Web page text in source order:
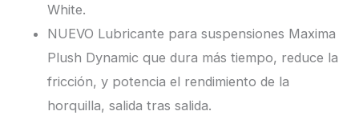
White.
NUEVO Lubricante para suspensiones Maxima
Plush Dynamic que dura más tiempo, reduce la
fricción, y potencia el rendimiento de la
horquilla, salida tras salida.